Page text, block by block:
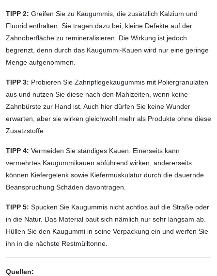
TIPP 2: Greifen Sie zu Kaugummis, die zusätzlich Kalzium und
Fluorid enthalten. Sie tragen dazu bei, kleine Defekte auf der
Zahnoberfläche zu remineralisieren. Die Wirkung ist jedoch
begrenzt, denn durch das Kaugummi-Kauen wird nur eine geringe
Menge aufgenommen.
TIPP 3: Probieren Sie Zahnpflegekaugummis mit Poliergranulaten
aus und nutzen Sie diese nach den Mahlzeiten, wenn keine
Zahnbürste zur Hand ist. Auch hier dürfen Sie keine Wunder
erwarten, aber sie wirken gleichwohl mehr als Produkte ohne diese
Zusatzstoffe.
TIPP 4: Vermeiden Sie ständiges Kauen. Einerseits kann
vermehrtes Kaugummikauen abführend wirken, andererseits
können Kiefergelenk sowie Kiefermuskulatur durch die dauernde
Beanspruchung Schäden davontragen.
TIPP 5: Spucken Sie Kaugummis nicht achtlos auf die Straße oder
in die Natur. Das Material baut sich nämlich nur sehr langsam ab.
Hüllen Sie den Kaugummi in seine Verpackung ein und werfen Sie
ihn in die nächste Restmülltonne.
Quellen: